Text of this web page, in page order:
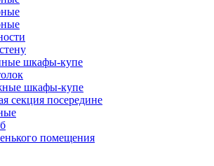
шкафы-купе
шкафы-купе
секция посередине
помещения